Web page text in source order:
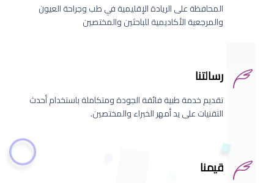
المحافظة على الريادة الإقليمية في طب وجراحة العيون
والمرجعية الأكاديمية للباحثين والمختصين
رسالتنا
تقديم خدمة طبية فائقة الجودة ومتكاملة باستخدام أحدث
التقنيات على يد أمهر الخبراء والمختصين.
قيمنا